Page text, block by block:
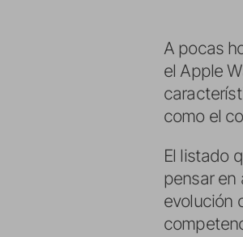
A pocas
el Apple
como el
El listado
pensar en
evolución